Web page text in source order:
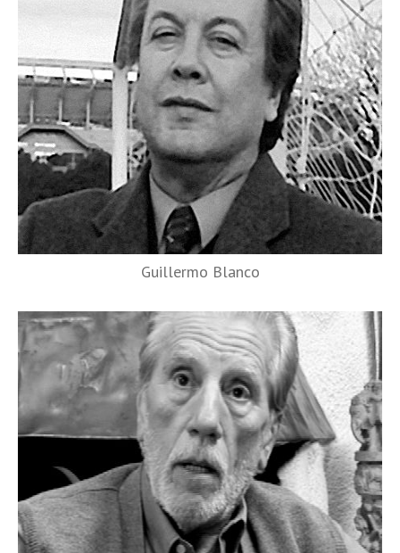
Guillermo Blanco